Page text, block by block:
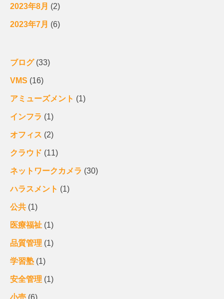
2023年8月 (2)
2023年7月 (6)
ブログ(33)
VMS (16)
アミューズメント (1)
インフラ (1)
オフィス (2)
クラウド (11)
ネットワークカメラ (30)
ハラスメント (1)
公共 (1)
医療福祉 (1)
品質管理 (1)
学習塾 (1)
安全管理 (1)